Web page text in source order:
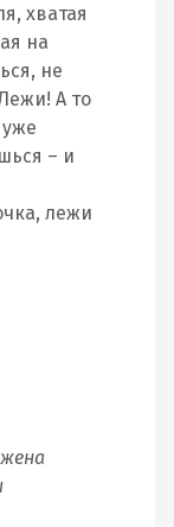
хватая
на
не
А то
– и
лежи